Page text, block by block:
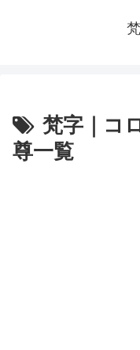
梵字｜コ
尊一覧